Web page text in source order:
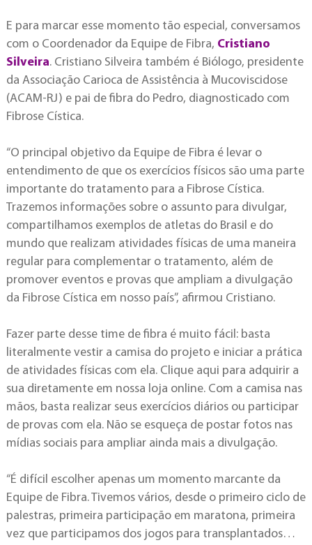
E para marcar esse momento tão especial, conversamos
com o Coordenador da Equipe de Fibra, Cristiano
Silveira. Cristiano Silveira também é Biólogo, presidente
da Associação Carioca de Assistência à Mucoviscidose
(ACAM-RJ) e pai de fibra do Pedro, diagnosticado com
Fibrose Cística.
“O principal objetivo da Equipe de Fibra é levar o
entendimento de que os exercícios físicos são uma parte
importante do tratamento para a Fibrose Cística.
Trazemos informações sobre o assunto para divulgar,
compartilhamos exemplos de atletas do Brasil e do
mundo que realizam atividades físicas de uma maneira
regular para complementar o tratamento, além de
promover eventos e provas que ampliam a divulgação
da Fibrose Cística em nosso país”, afirmou Cristiano.
Fazer parte desse time de fibra é muito fácil: basta
literalmente vestir a camisa do projeto e iniciar a prática
de atividades físicas com ela. Clique aqui para adquirir a
sua diretamente em nossa loja online. Com a camisa nas
mãos, basta realizar seus exercícios diários ou participar
de provas com ela. Não se esqueça de postar fotos nas
mídias sociais para ampliar ainda mais a divulgação.
“É difícil escolher apenas um momento marcante da
Equipe de Fibra. Tivemos vários, desde o primeiro ciclo de
palestras, primeira participação em maratona, primeira
vez que participamos dos jogos para transplantados…